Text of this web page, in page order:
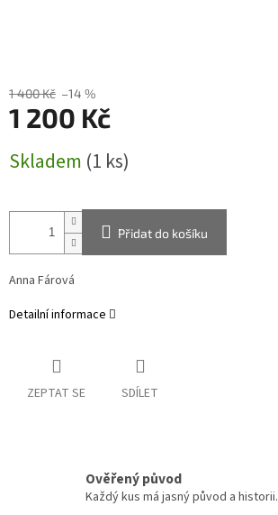
1 400 Kč –14 %
1 200 Kč
cena:
Skladem (1 ks)
Přidat do košíku
Anna Fárová
Detailní informace
ZEPTAT SE SDÍLET
Ověřený původ
Každý kus má jasný původ a historii.